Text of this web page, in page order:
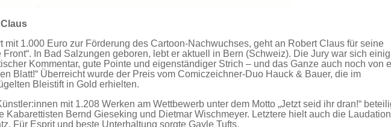
mit 1.000 Euro zur Förderung des Cartoon-Nachwuchses, geht an Robert Claus für seine
Front“. In Bad Salzungen geboren, lebt er aktuell in Bern (Schweiz). Die Jury war sich
Kommentar, gute Pointe und eigenständiger Strich – und das Ganze auch noch von
Blatt!“ Überreicht wurde der Preis vom Comiczeichner-Duo Hauck & Bauer, die im
Bleistift in Gold erhielten.
mit 1.208 Werken am Wettbewerb unter dem Motto „Jetzt seid ihr dran!“
Kabarettisten Bernd Gieseking und Dietmar Wischmeyer. Letztere hielt auch die
Für Esprit und beste Unterhaltung sorgte Gayle Tufts.